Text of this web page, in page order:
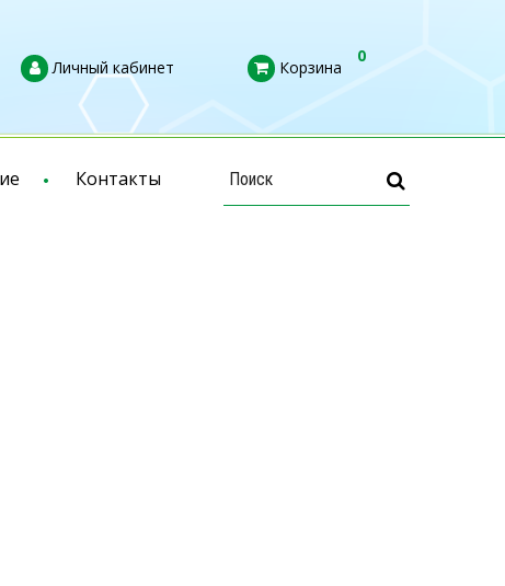
Личный кабинет
0
Корзина
Контакты